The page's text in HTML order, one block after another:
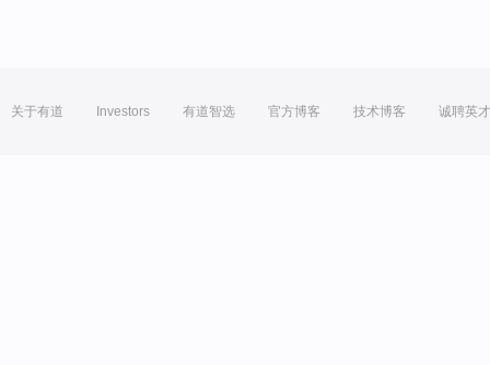
关于有道 Investors 有道智选 官方博客 技术博客 诚聘英才